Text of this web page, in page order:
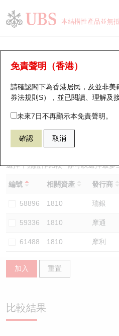
本結構性產品並無
免責聲明（香港）
請確認閣下為香港居民，及並非
券法規則S），並已閱讀、理解及
未來7日不再顯示本免責聲明。
確認 取消
牛熊證分析儀
表現 街貨統計 比較
58909 瑞銀熊證
選擇牛熊證作比較 *你可以選擇最多
編號 相關資產 發行商
58896 1810 瑞銀
59336 1810 摩通
61488 1810 摩利
加入 重置
比較結果
瑞銀認股證一覽
新發行瑞銀認股證
即將到期認股證
認股證到期結算價查詢
認股證分析儀
認股證速算機
認股證/牛熊證日誌
認股證文件及公告
街貨統計
比較
牛熊全景快搜
牛熊證搜尋
牛熊證街貨分佈圖
正股牛熊證列表
新發行瑞銀牛熊證
已收回牛熊證剩餘價值
牛熊證到期結算價查詢
牛熊證分析儀
牛熊證文件及公告
街貨統計
比較
十大升幅/跌幅
十大認股證成交分佈
十天股證佔大市成交
資金流
街貨統計
三十大平均引伸波幅
正股分析儀
二十大活躍股份
恒指成份股
國指成份股
科指成份股
相關資產沽空
中資ETFs溢價比較
AH 股價對照
ADR
持股比重
顯示所有持股比重
每月輪證大市專題
輪證專欄
講座及教育短片
認股證投資者教育
牛熊證投資者教育
認股證牛熊證常問問題